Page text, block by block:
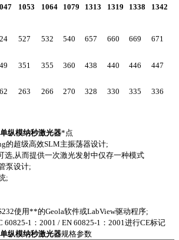
1053 1064 1079 1313 1319 1338 1342
527 532 540 657 660 669 671
351 355 360 438 440 446 447
263 266 270 328 330 335 336
单纵模纳秒激光器*点
的超级高效SLM主振荡器设计;
,从而提供一次激光发射中仅存一种模式
泵设计;
;
使用**的Geola软件或LabView驱动程序;
1：2001 / EN 60825-1：2001进行CE标记
单纵模纳秒激光器规格参数